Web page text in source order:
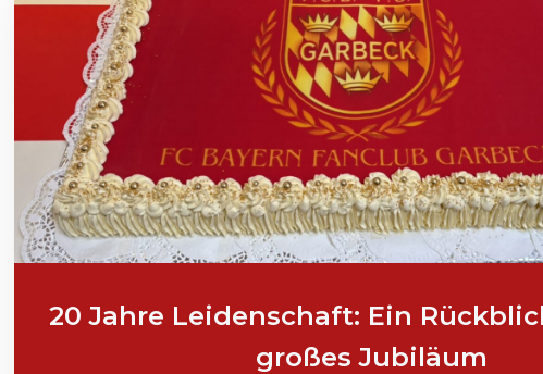
20 Jahre Leidenschaft: Ein
großes Jubiläum